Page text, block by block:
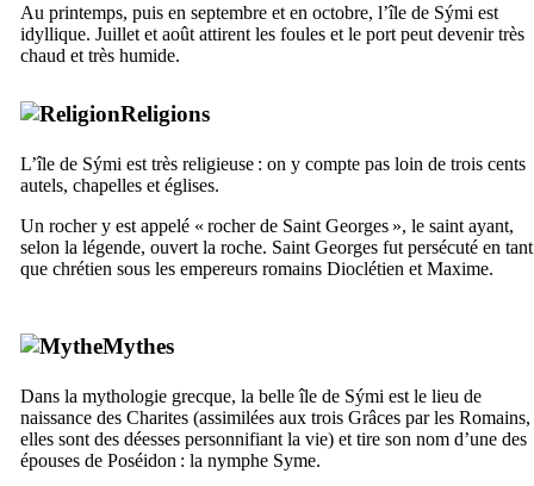
Au printemps, puis en septembre et en octobre, l’île de Sými est
idyllique. Juillet et août attirent les foules et le port peut devenir très
chaud et très humide.
Religions
L’île de Sými est très religieuse : on y compte pas loin de trois cents
autels, chapelles et églises.
Un rocher y est appelé « rocher de Saint Georges », le saint ayant,
selon la légende, ouvert la roche. Saint Georges fut persécuté en tant
que chrétien sous les empereurs romains Dioclétien et Maxime.
Mythes
Dans la mythologie grecque, la belle île de Sými est le lieu de
naissance des Charites (assimilées aux trois Grâces par les Romains,
elles sont des déesses personnifiant la vie) et tire son nom d’une des
épouses de Poséidon : la nymphe Syme.